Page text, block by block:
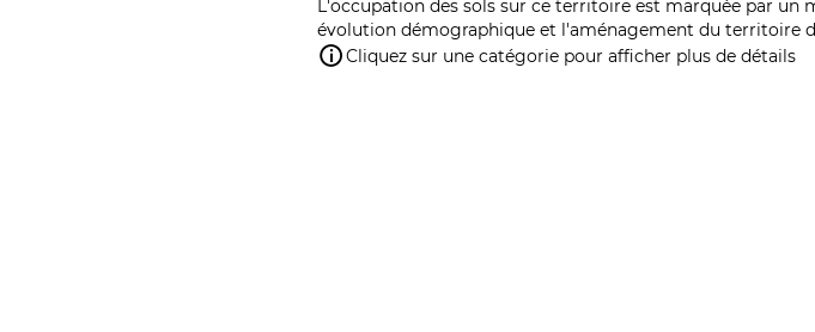
L'occupation des sols sur ce territoire est marquée par un
évolution démographique et l'aménagement du territoire
Cliquez sur une catégorie pour afficher plus de détails